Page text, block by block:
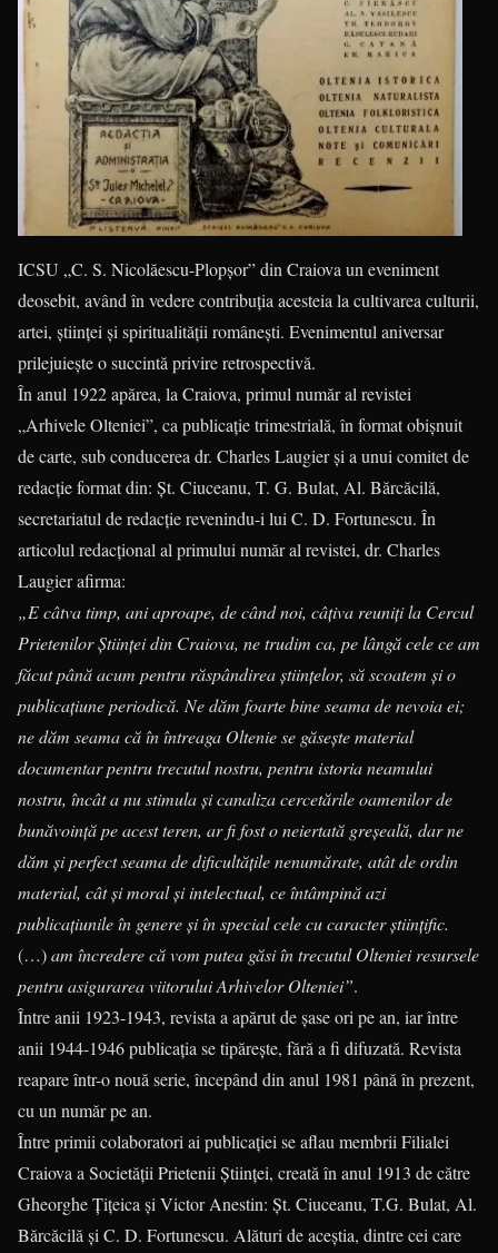
ICSU „C. S. Nicolăescu-Plopșor” din Craiova un eveniment
deosebit, având în vedere contribuția acesteia la cultivarea culturii,
artei, științei și spiritualității românești. Evenimentul aniversar
prilejuiește o succintă privire retrospectivă.
În anul 1922 apărea, la Craiova, primul număr al revistei
„Arhivele Olteniei”, ca publicație trimestrială, în format obișnuit
de carte, sub conducerea dr. Charles Laugier și a unui comitet de
redacție format din: Șt. Ciuceanu, T. G. Bulat, Al. Bărcăcilă,
secretariatul de redacție revenindu-i lui C. D. Fortunescu. În
articolul redacțional al primului număr al revistei, dr. Charles
Laugier afirma:
„E câtva timp, ani aproape, de când noi, câțiva reuniți la Cercul
Prietenilor Științei din Craiova, ne trudim ca, pe lângă cele ce am
făcut până acum pentru răspândirea științelor, să scoatem și o
publicațiune periodică. Ne dăm foarte bine seama de nevoia ei;
ne dăm seama că în întreaga Oltenie se găsește material
documentar pentru trecutul nostru, pentru istoria neamului
nostru, încât a nu stimula și canaliza cercetările oamenilor de
bunăvoință pe acest teren, ar fi fost o neiertată greșeală, dar ne
dăm și perfect seama de dificultățile nenumărate, atât de ordin
material, cât și moral și intelectual, ce întâmpină azi
publicațiunile în genere și în special cele cu caracter științific.
(…)am încredere că vom putea găsi în trecutul Olteniei resursele
pentru asigurarea viitorului Arhivelor Olteniei”.
Între anii 1923-1943, revista a apărut de șase ori pe an, iar între
anii 1944-1946 publicația se tipărește, fără a fi difuzată. Revista
reapare într-o nouă serie, începând din anul 1981 până în prezent,
cu un număr pe an.
Între primii colaboratori ai publicației se aflau membrii Filialei
Craiova a Societății Prietenii Științei, creată în anul 1913 de către
Gheorghe Țițeica și Victor Anestin: Șt. Ciuceanu, T.G. Bulat, Al.
Bărcăcilă și C. D. Fortunescu. Alături de aceștia, dintre cei care